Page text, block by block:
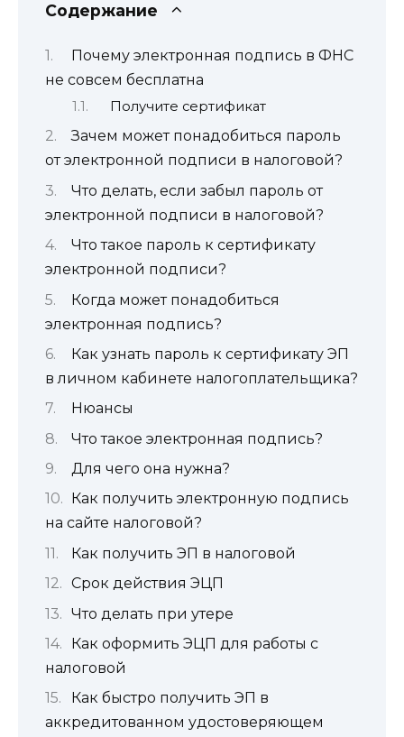
Содержание
Почему электронная подпись в ФНС
не совсем бесплатна
Получите сертификат
Зачем может понадобиться пароль
от электронной подписи в налоговой?
Что делать, если забыл пароль от
электронной подписи в налоговой?
Что такое пароль к сертификату
электронной подписи?
Когда может понадобиться
электронная подпись?
Как узнать пароль к сертификату ЭП
в личном кабинете налогоплательщика?
Нюансы
Что такое электронная подпись?
Для чего она нужна?
Как получить электронную подпись
на сайте налоговой?
Как получить ЭП в налоговой
Срок действия ЭЦП
Что делать при утере
Как оформить ЭЦП для работы с
налоговой
Как быстро получить ЭП в
аккредитованном удостоверяющем